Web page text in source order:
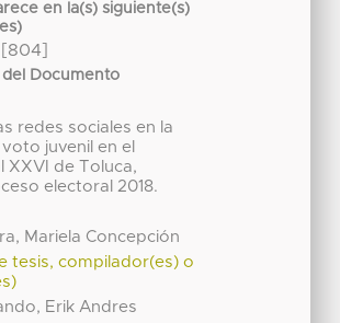
en la(s) siguiente(s)
del Documento
redes sociales en la
juvenil en el
XXVI de Toluca,
electoral 2018.
Mariela Concepción
tesis, compilador(es) o
Erik Andres